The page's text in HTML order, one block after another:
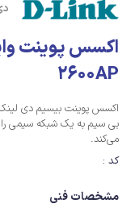
2600AP
اکسس پوینت بیسیم دی
بی سیم به یک شبکه سیمی را
می‌کند. ‏
کد :
مشخصات فنی